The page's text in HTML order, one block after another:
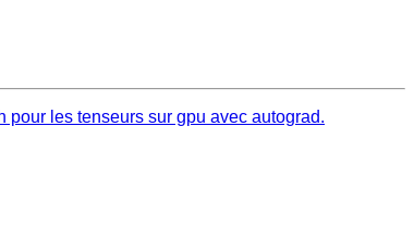
les tenseurs sur gpu avec autograd.